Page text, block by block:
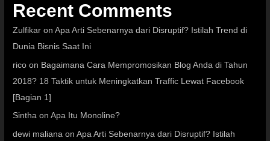
Recent Comments
Zulfikar onApa Arti Sebenarnya dari Disruptif? Istilah Trend di
Dunia Bisnis Saat Ini
rico on Bagaimana Cara Mempromosikan Blog Anda di Tahun
2018? 18 Taktik untuk Meningkatkan Traffic Lewat Facebook
[Bagian 1]
Sintha onApa Itu Monoline?
dewi maliana onApa Arti Sebenarnya dari Disruptif? Istilah